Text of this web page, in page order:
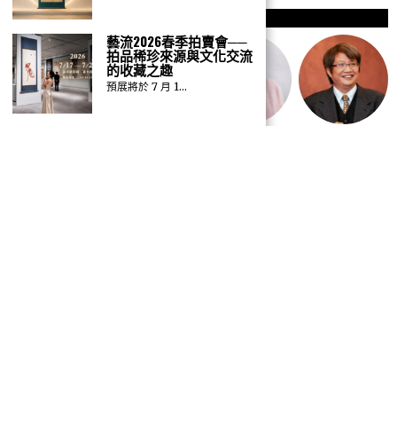
藝流2026春季拍賣會──
拍品稀珍來源與文化交流
的收藏之趣
預展將於 7 月 1…